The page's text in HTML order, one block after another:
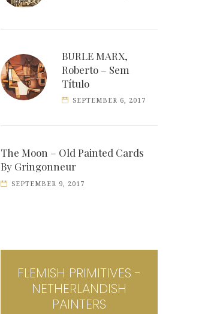
BURLE MARX,
Roberto – Sem
Título
SEPTEMBER 6, 2017
The Moon – Old Painted Cards
By Gringonneur
SEPTEMBER 9, 2017
FLEMISH PRIMITIVES -
NETHERLANDISH
PAINTERS